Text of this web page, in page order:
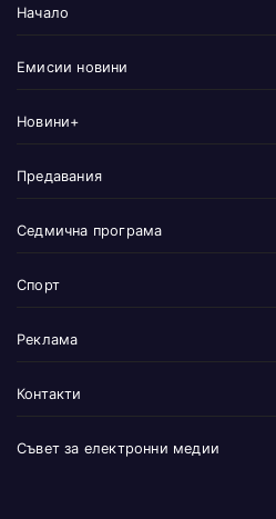
Начало
Емисии новини
Новини+
Предавания
Седмична програма
Спорт
Реклама
Контакти
Съвет за електронни медии